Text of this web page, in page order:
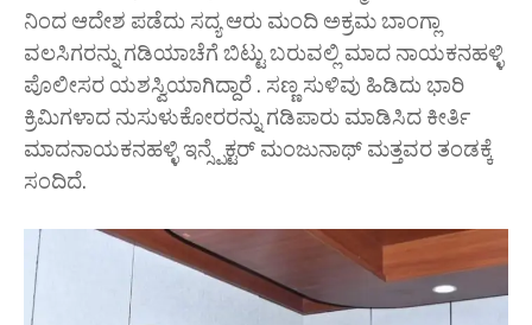
ನಿಂದ ಆದೇಶ ಪಡೆದು ಸದ್ಯ ಆರು ಮಂದಿ ಅಕ್ರಮ ಬಾಂಗ್ಲಾ
ವಲಸಿಗರನ್ನು ಗಡಿಯಾಚೆಗೆ ಬಿಟ್ಟು ಬರುವಲ್ಲಿ ಮಾದ ನಾಯಕನಹಳ್ಳಿ
ಪೊಲೀಸರ ಯಶಸ್ವಿಯಾಗಿದ್ದಾರೆ . ಸಣ್ಣ ಸುಳಿವು ಹಿಡಿದು ಭಾರಿ
ಕ್ರಿಮಿಗಳಾದ ನುಸುಳುಕೋರರನ್ನು ಗಡಿಪಾರು ಮಾಡಿಸಿದ ಕೀರ್ತಿ
ಮಾದನಾಯಕನಹಳ್ಳಿ ಇನ್ಸ್ಪೆಕ್ಟರ್ ಮಂಜುನಾಥ್ ಮತ್ತವರ ತಂಡಕ್ಕೆ
ಸಂದಿದೆ.